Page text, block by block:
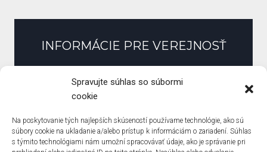
Spravujte súhlas so súbormi
cookie
Na poskytovanie tých najlepších skúseností používame technológie, ako sú
súbory cookie na ukladanie a/alebo prístup k informáciám o zariadení. Súhlas
s týmito technológiami nám umožní spracovávať údaje, ako je správanie pri
INFORMÁCIE PRE VEREJNOSŤ
Slobodný prístup k informáciám
Zmluvy, faktúry, objednávky
Verejné obstarávanie
Zásady ochrany osobných údajov